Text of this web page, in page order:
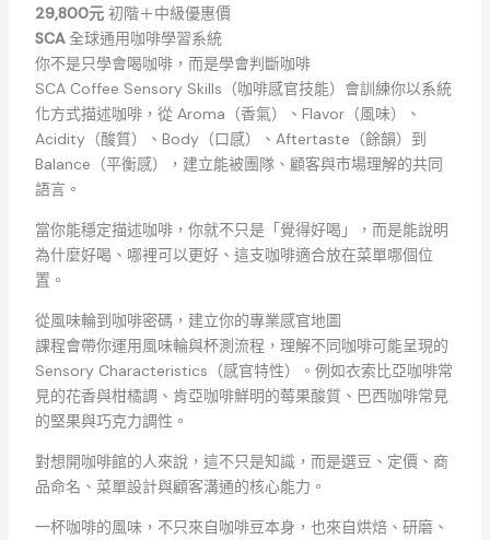
29,800元 初階＋中級優惠價
SCA 全球通用咖啡學習系統
你不是只學會喝咖啡，而是學會判斷咖啡
SCA Coffee Sensory Skills（咖啡感官技能）會訓練你以系統
化方式描述咖啡，從 Aroma（香氣）、Flavor（風味）、
Acidity（酸質）、Body（口感）、Aftertaste（餘韻）到
Balance（平衡感），建立能被團隊、顧客與市場理解的共同
語言。
當你能穩定描述咖啡，你就不只是「覺得好喝」，而是能說明
為什麼好喝、哪裡可以更好、這支咖啡適合放在菜單哪個位
置。
從風味輪到咖啡密碼，建立你的專業感官地圖
課程會帶你運用風味輪與杯測流程，理解不同咖啡可能呈現的
Sensory Characteristics（感官特性）。例如衣索比亞咖啡常
見的花香與柑橘調、肯亞咖啡鮮明的莓果酸質、巴西咖啡常見
的堅果與巧克力調性。
對想開咖啡館的人來說，這不只是知識，而是選豆、定價、商
品命名、菜單設計與顧客溝通的核心能力。
一杯咖啡的風味，不只來自咖啡豆本身，也來自烘焙、研磨、